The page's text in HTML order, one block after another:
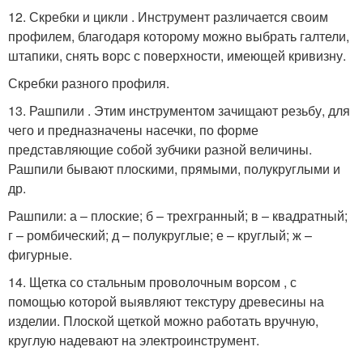
12. Скребки и цикли . Инструмент различается своим
профилем, благодаря которому можно выбрать галтели,
штапики, снять ворс с поверхности, имеющей кривизну.
Скребки разного профиля.
13. Рашпили . Этим инструментом зачищают резьбу, для
чего и предназначены насечки, по форме
представляющие собой зубчики разной величины.
Рашпили бывают плоскими, прямыми, полукруглыми и
др.
Рашпили: а – плоские; б – трехгранный; в – квадратный;
г – ромбический; д – полукруглые; е – круглый; ж –
фигурные.
14. Щетка со стальным проволочным ворсом , с
помощью которой выявляют текстуру древесины на
изделии. Плоской щеткой можно работать вручную,
круглую надевают на электроинструмент.